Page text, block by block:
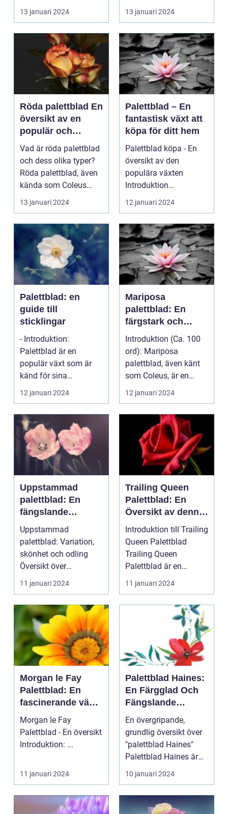
inomhusmiljöer. ...
13 januari 2024
blumei, is a popular
or...
13 januari 2024
Röda palettblad En
översikt av en
populär och
färgstark växt för
hemmet
Vad är röda palettblad
och dess olika typer?
Röda palettblad, även
kända som Coleus
eller Plectrant...
13 januari 2024
Palettblad – En
fantastisk växt att
köpa för ditt hem
Palettblad köpa - En
översikt av den
populära växten
Introduktion
Palettblad, även känt
som Coleus,...
12 januari 2024
Palettblad: en
guide till
sticklingar
- Introduktion:
Palettblad är en
populär växt som är
känd för sina
färgglada och
mönstrade blad. Det...
12 januari 2024
Mariposa
palettblad: En
färgstark och
populär växt för
prydnad och
inomhusmiljöer
Introduktion (Ca. 100
ord): Mariposa
palettblad, även känt
som Coleus, är en
populär växt som
använd...
12 januari 2024
Uppstammad
palettblad: En
fängslande
historia om
variation, skönhet
och odling av
denna populära
Uppstammad
palettblad: Variation,
skönhet och odling
Översikt över
uppstammad
11 januari 2024
Trailing Queen
Palettblad: En
Översikt av denna
Färgglada Växt
Introduktion till Trailing
Queen Palettblad
Trailing Queen
Palettblad är en
populär växt som
älskas...
11 januari 2024
Morgan le Fay
Palettblad: En
fascinerande växt
med många
variationer
Morgan le Fay
Palettblad - En översikt
Introduktion: ...
11 januari 2024
Palettblad Haines:
En Färgglad Och
Fängslande
Trädgårdsvän
En övergripande,
grundlig översikt över
"palettblad Haines"
Palettblad Haines är
en populär och fär...
10 januari 2024